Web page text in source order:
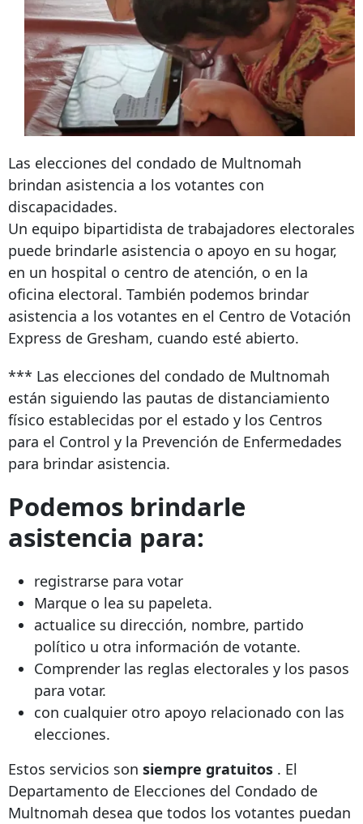
Las elecciones del condado de Multnomah
brindan asistencia a los votantes con
discapacidades.
Un equipo bipartidista de trabajadores electorales
puede brindarle asistencia o apoyo en su hogar,
en un hospital o centro de atención, o en la
oficina electoral. También podemos brindar
asistencia a los votantes en el Centro de Votación
Express de Gresham, cuando esté abierto.
*** Las elecciones del condado de Multnomah
están siguiendo las pautas de distanciamiento
físico establecidas por el estado y los Centros
para el Control y la Prevención de Enfermedades
para brindar asistencia.
Podemos brindarle
asistencia para:
registrarse para votar
Marque o lea su papeleta.
actualice su dirección, nombre, partido
político u otra información de votante.
Comprender las reglas electorales y los pasos
para votar.
con cualquier otro apoyo relacionado con las
elecciones.
Estos servicios son siempre gratuitos . El
Departamento de Elecciones del Condado de
Multnomah desea que todos los votantes puedan